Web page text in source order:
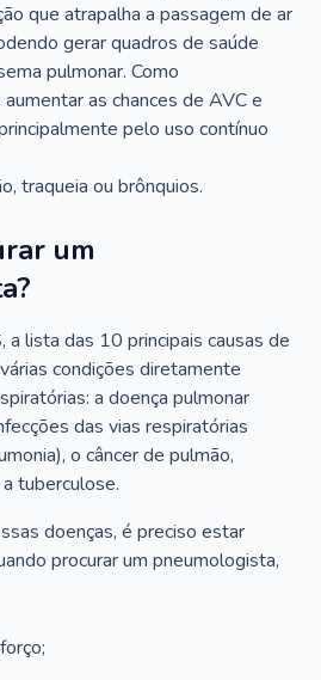
que atrapalha a passagem de ar
gerar quadros de saúde
pulmonar. Como
as chances de AVC e
pelo uso contínuo
traqueia ou brônquios.
um
a lista das 10 principais causas de
condições diretamente
a doença pulmonar
das vias respiratórias
o câncer de pulmão,
tuberculose.
doenças, é preciso estar
procurar um pneumologista,